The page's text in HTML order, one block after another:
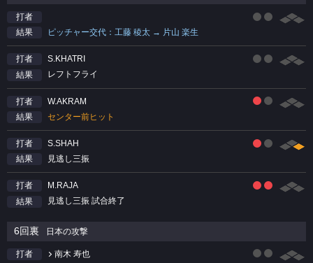
打者
結果
ピッチャー交代：工藤 稜太 → 片山 楽生
打者
S.KHATRI
結果
レフトフライ
打者
W.AKRAM
結果
センター前ヒット
打者
S.SHAH
結果
見逃し三振
打者
M.RAJA
結果
見逃し三振 試合終了
6回裏 日本の攻撃
打者
南木 寿也